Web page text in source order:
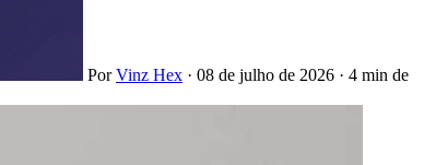
PorVinz Hex · 08 de julho de 2026 · 4 min de